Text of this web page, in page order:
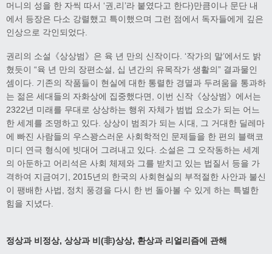
머니의 성을 한 자씩 따서 ‘권,리’라 붙였다고 한다)만큼이나 문단 내
에서 등장은 다소 강렬했고 특이했으며 그런 점에서 독자들에게 깊은
인상으로 각인되었다.
권리의 소설《상상범》은 육 년 만의 신작이다. ‘작가의 말’에서도 밝
혔듯이 “육 년 만의 장편소설, 십 년간의 유목작가 생활의” 결과물인
셈이다. 기존의 작품들이 현실에 대한 통렬한 경멸과 두려움을 통과하
는 젊은 세대들의 자화상에 집중했다면, 이번 신작《상상범》에서는
2322년 미래를 무대로 상상하는 행위 자체가 범법 요소가 되는 어느
한 세계를 조명하고 있다. 상상이 범죄가 되는 시대, 그 거대한 딜레마
에 빠진 사람들의 우스꽝스러운 사회학적인 문제들을 한 편의 블랙코
미디 연극 형식에 빗대어 그려내고 있다. 소설은 그 오작동하는 세계
의 아둔하고 어리석은 사회 체제와 그를 받치고 있는 법질서 등을 가
격하여 지금­여기, 2015년의 한국의 사회현실의 부적절한 사안과 불신
이 팽배한 사법, 정치 풍경을 다시 한 번 돌아볼 수 있게 하는 특별한
힘을 지녔다.
정상과 비정상, 상상과 비 (非)상상, 환상과 리얼리즘에 관해